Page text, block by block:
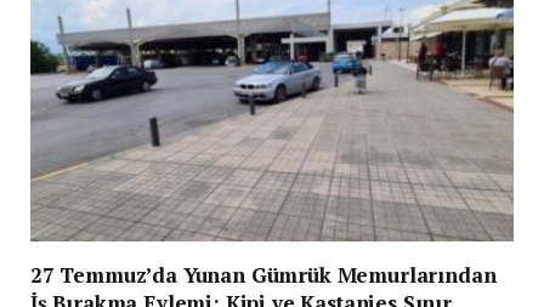
27 Temmuz’da Yunan Gümrük Memurlarından